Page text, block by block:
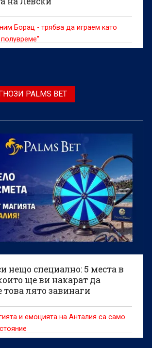
Борац - трябва да играем като
PALMS BET
нещо специално: 5 места в
ще ви накарат да
това лято завинаги
и емоцията на Анталия са само